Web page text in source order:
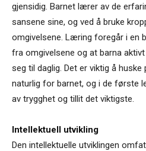
gjensidig. Barnet lærer av de
sansene sine, og ved å bruke
omgivelsene. Læring foregår i en
fra omgivelsene og at barna
seg til daglig. Det er viktig å
naturlig for barnet, og i de første
av trygghet og tillit det viktigste.
Intellektuell utvikling
Den intellektuelle utviklingen